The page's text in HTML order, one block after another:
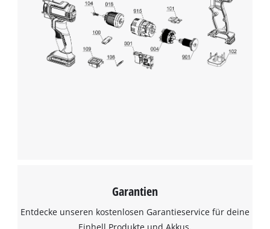
Garantien
Entdecke unseren kostenlosen Garantieservice für deine